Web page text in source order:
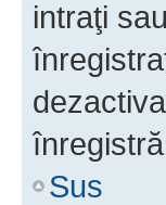
intraţi
Sus